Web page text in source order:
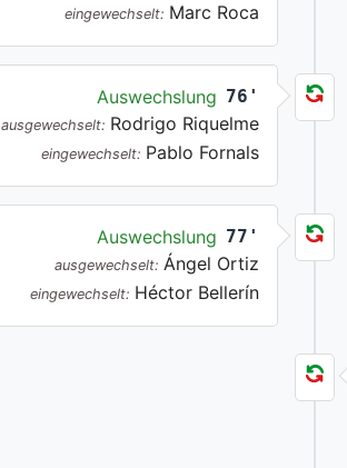
eingewechselt: Marc Roca
Auswechslung 76'
ausgewechselt: Rodrigo Riquelme
eingewechselt: Pablo Fornals
Auswechslung 77'
ausgewechselt: Ángel Ortiz
eingewechselt: Héctor Bellerín